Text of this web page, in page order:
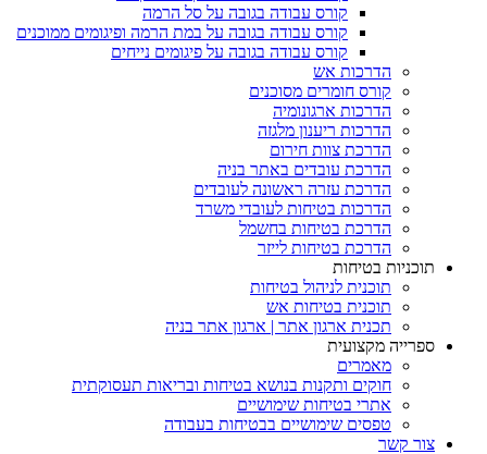
קורס עבודה בגובה על סל הרמה
קורס עבודה בגובה על במת הרמה ופיגומים ממוכנים
קורס עבודה בגובה על פיגומים נייחים
הדרכות אש
קורס חומרים מסוכנים
הדרכות ארגונומיה
הדרכות ריענון מלגזה
הדרכת צוות חירום
הדרכת עובדים באתר בניה
הדרכת עזרה ראשונה לעובדים
הדרכות בטיחות לעובדי משרד
הדרכת בטיחות בחשמל
הדרכת בטיחות לייזר
תוכניות בטיחות
תוכנית לניהול בטיחות
תוכנית בטיחות אש
תכנית ארגון אתר | ארגון אתר בניה
ספרייה מקצועית
מאמרים
חוקים ותקנות בנושא בטיחות ובריאות תעסוקתית
אתרי בטיחות שימושיים
טפסים שימושיים בבטיחות בעבודה
צור קשר